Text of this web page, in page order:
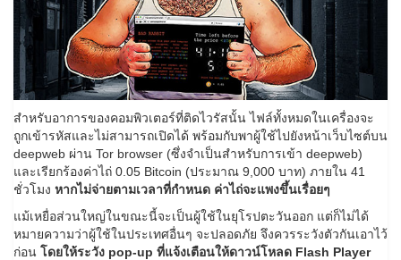
สำหรับอาการของคอมพิวเตอร์ที่ติดไวรัสนั้น ไฟล์ทั้งหมดในเครื่องจะ
ถูกเข้ารหัสและไม่สามารถเปิดได้ พร้อมกับพาผู้ใช้ไปยังหน้าเว็บไซต์บน
deepweb ผ่าน Tor browser (ซึ่งจำเป็นสำหรับการเข้า deepweb)
และเรียกร้องค่าไถ่ 0.05 Bitcoin (ประมาณ 9,000 บาท) ภายใน 41
ชั่วโมง หากไม่จ่ายตามเวลาที่กำหนด ค่าไถ่จะแพงขึ้นเรื่อยๆ
แม้เหยื่อส่วนใหญ่ในขณะนี้จะเป็นผู้ใช้ในยุโรปตะวันออก แต่ก็ไม่ได้
หมายความว่าผู้ใช้ในประเทศอื่นๆ จะปลอดภัย จึงควรระวังตัวกันเอาไว้
ก่อน โดยให้ระวัง pop-up ที่แจ้งเตือนให้ดาวน์โหลด Flash Player